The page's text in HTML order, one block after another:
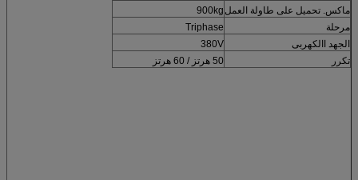
ماكس. تحميل على طاولة العمل 900kg
مرحلة
Triphase
الجهد االكهربى
380V
تكرر
50 هرتز / 60 هرتز